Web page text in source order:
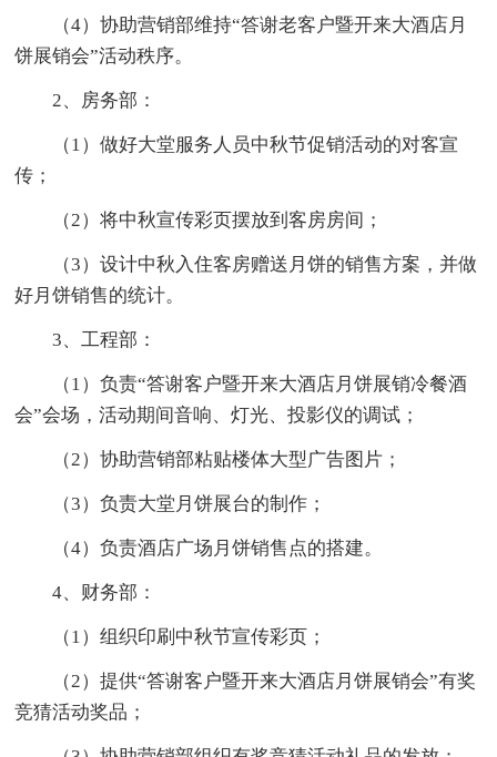
（4）协助营销部维持“答谢老客户暨开来大酒店月
饼展销会”活动秩序。
2、房务部：
（1）做好大堂服务人员中秋节促销活动的对客宣
传；
（2）将中秋宣传彩页摆放到客房房间；
（3）设计中秋入住客房赠送月饼的销售方案，并做
好月饼销售的统计。
3、工程部：
（1）负责“答谢客户暨开来大酒店月饼展销冷餐酒
会”会场，活动期间音响、灯光、投影仪的调试；
（2）协助营销部粘贴楼体大型广告图片；
（3）负责大堂月饼展台的制作；
（4）负责酒店广场月饼销售点的搭建。
4、财务部：
（1）组织印刷中秋节宣传彩页；
（2）提供“答谢客户暨开来大酒店月饼展销会”有奖
竞猜活动奖品；